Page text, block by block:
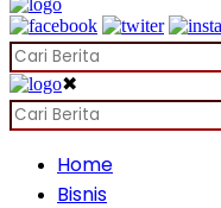
✖
Home
Bisnis